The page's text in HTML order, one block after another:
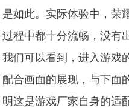
是如此。实际体验中，荣
过程中都十分流畅，没有
我们可以看到，进入游戏
配合画面的展现，与下面
明这是游戏厂家自身的适